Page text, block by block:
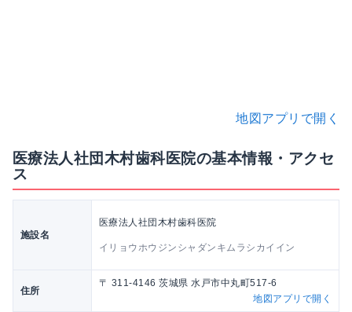
地図アプリで開く
医療法人社団木村歯科医院の基本情報・アクセ
ス
施設名
医療法人社団木村歯科医院
イリョウホウジンシャダンキムラシカイイン
住所
〒 311-4146 茨城県 水戸市中丸町517-6
地図アプリで開く